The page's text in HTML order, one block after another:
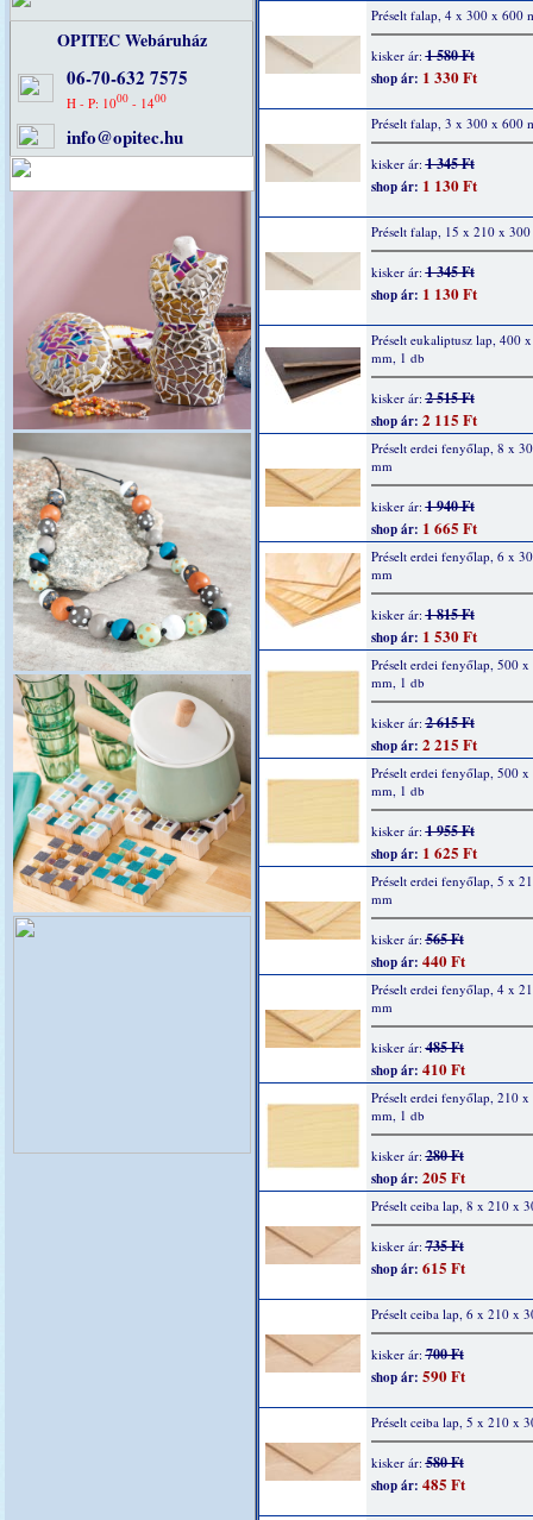
OPITEC Webáruház
06-70-632 7575
H - P: 1000 - 1400
info@opitec.hu
Préselt falap, 4 x 300 x 600
kisker ár:1 580 Ft
shop ár: 1 330 Ft
Préselt falap, 3 x 300 x 600
kisker ár:1 345 Ft
shop ár: 1 130 Ft
Préselt falap, 15 x 210 x
kisker ár:1 345 Ft
shop ár: 1 130 Ft
Préselt eukaliptusz lap, 400
mm, 1 db
kisker ár:2 515 Ft
shop ár: 2 115 Ft
Préselt erdei fenyőlap, 8 x
mm
kisker ár:1 940 Ft
shop ár: 1 665 Ft
Préselt erdei fenyőlap, 6 x
mm
kisker ár:1 815 Ft
shop ár: 1 530 Ft
Préselt erdei fenyőlap, 500
mm, 1 db
kisker ár:2 615 Ft
shop ár: 2 215 Ft
Préselt erdei fenyőlap, 500
mm, 1 db
kisker ár:1 955 Ft
shop ár: 1 625 Ft
Préselt erdei fenyőlap, 5 x
mm
kisker ár:565 Ft
shop ár: 440 Ft
Préselt erdei fenyőlap, 4 x
mm
kisker ár:485 Ft
shop ár: 410 Ft
Préselt erdei fenyőlap, 210
mm, 1 db
kisker ár:280 Ft
shop ár: 205 Ft
Préselt ceiba lap, 8 x 210 x
kisker ár:735 Ft
shop ár: 615 Ft
Préselt ceiba lap, 6 x 210 x
kisker ár:700 Ft
shop ár: 590 Ft
Préselt ceiba lap, 5 x 210 x
kisker ár:580 Ft
shop ár: 485 Ft